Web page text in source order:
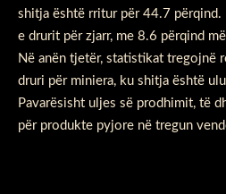
shitja është rritur për 44.7
e drurit për zjarr, me 8.6 përqind
Në anën tjetër, statistikat tregojnë
druri për miniera, ku shitja është
Pavarësisht uljes së prodhimit, të
për produkte pyjore në tregun